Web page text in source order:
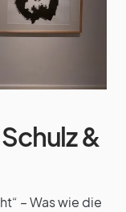
&
– Was wie die